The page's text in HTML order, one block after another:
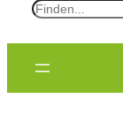
S